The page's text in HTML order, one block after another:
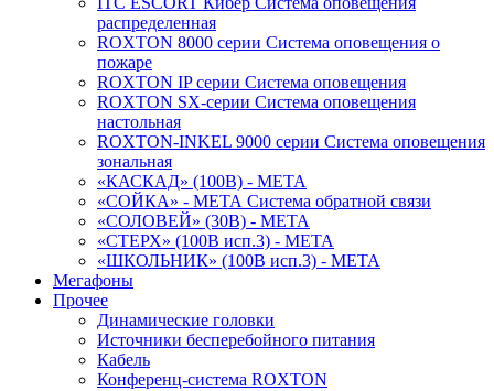
распределенная
ROXTON 8000 серии Система оповещения о
пожаре
ROXTON IP серии Система оповещения
ROXTON SX-серии Система оповещения
настольная
ROXTON-INKEL 9000 серии Система оповещения
зональная
«КАСКАД» (100В) - МЕТА
«СОЙКА» - МЕТА Система обратной связи
«СОЛОВЕЙ» (30В) - МЕТА
«СТЕРХ» (100В исп.3) - МЕТА
«ШКОЛЬНИК» (100В исп.3) - МЕТА
Мегафоны
Прочее
Динамические головки
Источники бесперебойного питания
Кабель
Конференц-система ROXTON